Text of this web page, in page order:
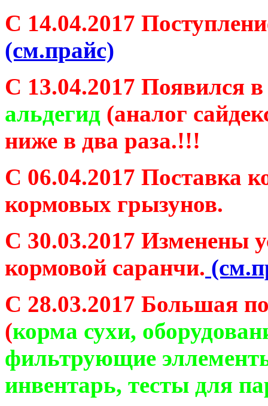
С 14.04.2017
(см.прайс)
С 13.04.2017 Появился
альдегид (аналог
ниже в два раза.!!!
С 06.04.2017 Поставка
кормовых грызунов.
С 30.03.2017 Изменены
кормовой саранчи.
С 28.03.2017 Большая
(корма сухи,
фильтрующие
инвентарь, тесты для